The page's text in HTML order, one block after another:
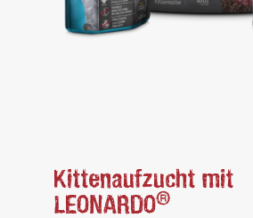
Kittenaufzucht mit
LEONARDO®